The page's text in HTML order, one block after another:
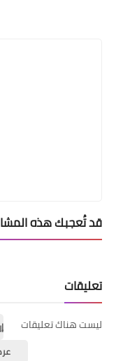
قد تُعجبك هذه
تعليقات
ليست هناك تعليقات